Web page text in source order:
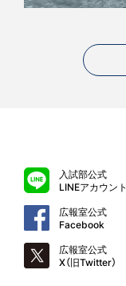
入試部公式
LINEアカウント
広報室公式
Facebook
広報室公式
X（旧Twitter）